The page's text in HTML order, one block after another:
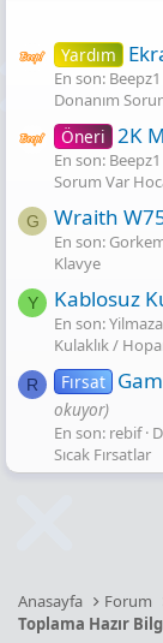
Yardım
En son: Beepz1
Donanım
Öneri 2K
En son: Beepz1
Sorum Var
G Wraith
En son:
Klavye
Y Kablosuz
En son:
Kulaklık /
R Fırsat
okuyor)
En son: rebif
Sıcak Fırsatlar
Anasayfa Forum
Toplama Hazır